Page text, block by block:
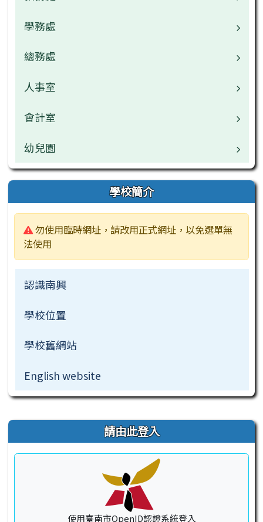
檔案下載
業務職掌
校園公告
常用連結
榮譽榜
行事曆
公開資訊
檔案下載
校刊
學務處
業務職掌
校園公告
常用連結
活動相簿
榮譽榜
行事曆
檔案下載
總務處
業務職掌
校園公告
常用連結
活動相簿
榮譽榜
行事曆
人事室
業務職掌
校園公告
常用連結
公開資訊
檔案下載
會計室
校園公告
常用連結
公開資訊
檔案下載
幼兒園
校園公告
業務職掌
活動相簿
檔案下載
學校簡介
警告:
勿使用臨時網址，請改用正式網址，以免選單無
法使用
認識南興
學校位置
學校舊網站
English website
右邊區域內容 請由此登入
使用臺南市OpenID認證系統登入